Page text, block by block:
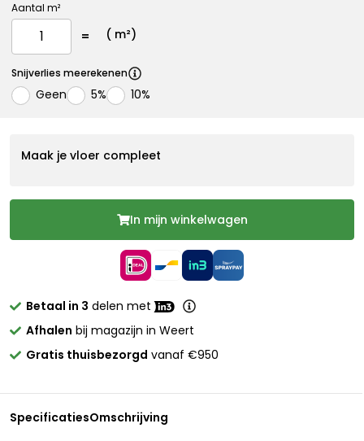
Aantal m²
( m²)
Snijverlies meerekenen
Geen 5% 10%
Maak je vloer compleet
In mijn winkelwagen
Betaal in 3 delen met
Afhalen bij magazijn in Weert
Gratis thuisbezorgd vanaf €950
SpecificatiesOmschrijving